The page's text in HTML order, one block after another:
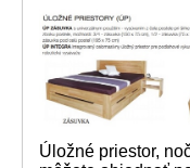
Úložné priestor,